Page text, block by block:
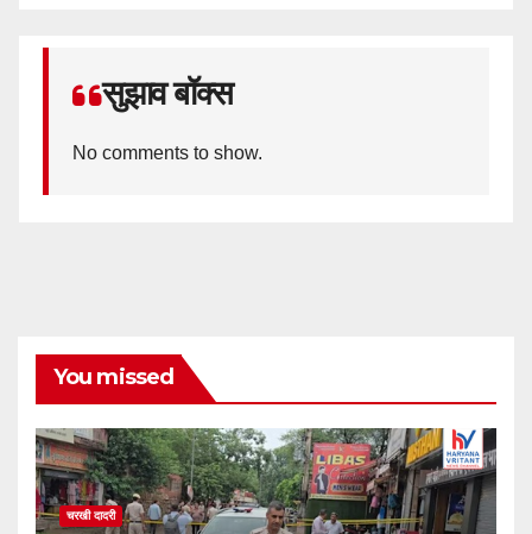
सुझाव बॉक्स
No comments to show.
You missed
चरखी दादरी